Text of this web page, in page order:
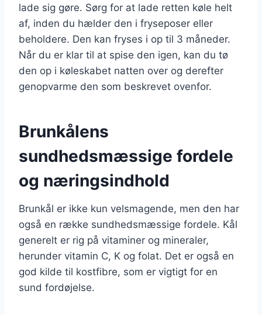
lade sig gøre. Sørg for at lade retten køle helt
af, inden du hælder den i fryseposer eller
beholdere. Den kan fryses i op til 3 måneder.
Når du er klar til at spise den igen, kan du tø
den op i køleskabet natten over og derefter
genopvarme den som beskrevet ovenfor.
Brunkålens
sundhedsmæssige fordele
og næringsindhold
Brunkål er ikke kun velsmagende, men den har
også en række sundhedsmæssige fordele. Kål
generelt er rig på vitaminer og mineraler,
herunder vitamin C, K og folat. Det er også en
god kilde til kostfibre, som er vigtigt for en
sund fordøjelse.